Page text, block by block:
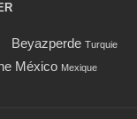
Beyazperde Turquie
México Mexique